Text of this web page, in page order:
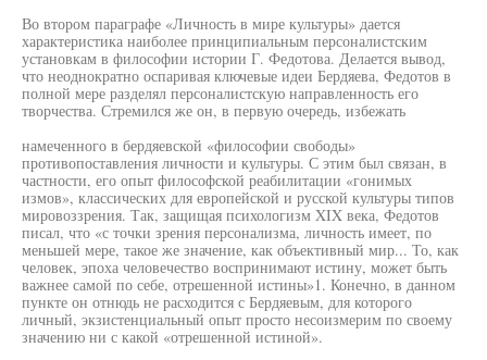
Во втором параграфе «Личность в мире культуры» дается
характеристика наиболее принципиальным персоналистским
установкам в философии истории Г. Федотова. Делается вывод,
что неоднократно оспаривая ключевые идеи Бердяева, Федотов в
полной мере разделял персоналистскую направленность его
творчества. Стремился же он, в первую очередь, избежать
намеченного в бердяевской «философии свободы»
противопоставления личности и культуры. С этим был связан, в
частности, его опыт философской реабилитации «гонимых
измов», классических для европейской и русской культуры типов
мировоззрения. Так, защищая психологизм XIX века, Федотов
писал, что «с точки зрения персонализма, личность имеет, по
меньшей мере, такое же значение, как объективный мир... То, как
человек, эпоха человечество воспринимают истину, может быть
важнее самой по себе, отрешенной истины»1. Конечно, в данном
пункте он отнюдь не расходится с Бердяевым, для которого
личный, экзистенциальный опыт просто несоизмерим по своему
значению ни с какой «отрешенной истиной».